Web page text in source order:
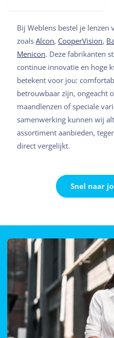
Bij Weblens bestel je lenzen
zoals Alcon, CooperVision,
Menicon. Deze fabrikanten
continue innovatie en hoge
betekent voor jou:
betrouwbaar zijn, ongeacht
maandlenzen of speciale
samenwerking kunnen wij
assortiment aanbieden,
direct vergelijkt.
Snel naar